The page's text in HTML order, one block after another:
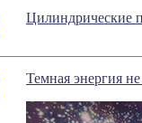
Цилиндрические
Темная энергия